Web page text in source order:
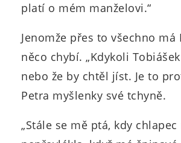
platí o mém manželovi.“
Jenomže přes to všechno
něco chybí. „Kdykoli
nebo že by chtěl jíst. Je to
Petra myšlenky své tchyně.
„Stále se mě ptá, kdy